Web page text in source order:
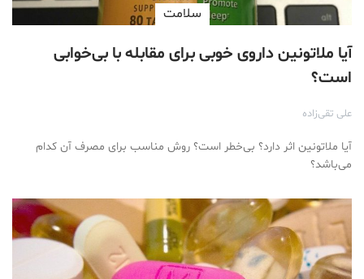
سلامت
آیا ملاتونین داروی خوبی برای مقابله با بی‌خوابی
است؟
علی تقی‌زاده
آیا ملاتونین اثر دارد؟ بی‌خطر است؟ روش مناسب برای مصرف آن کدام
می‌باشد؟